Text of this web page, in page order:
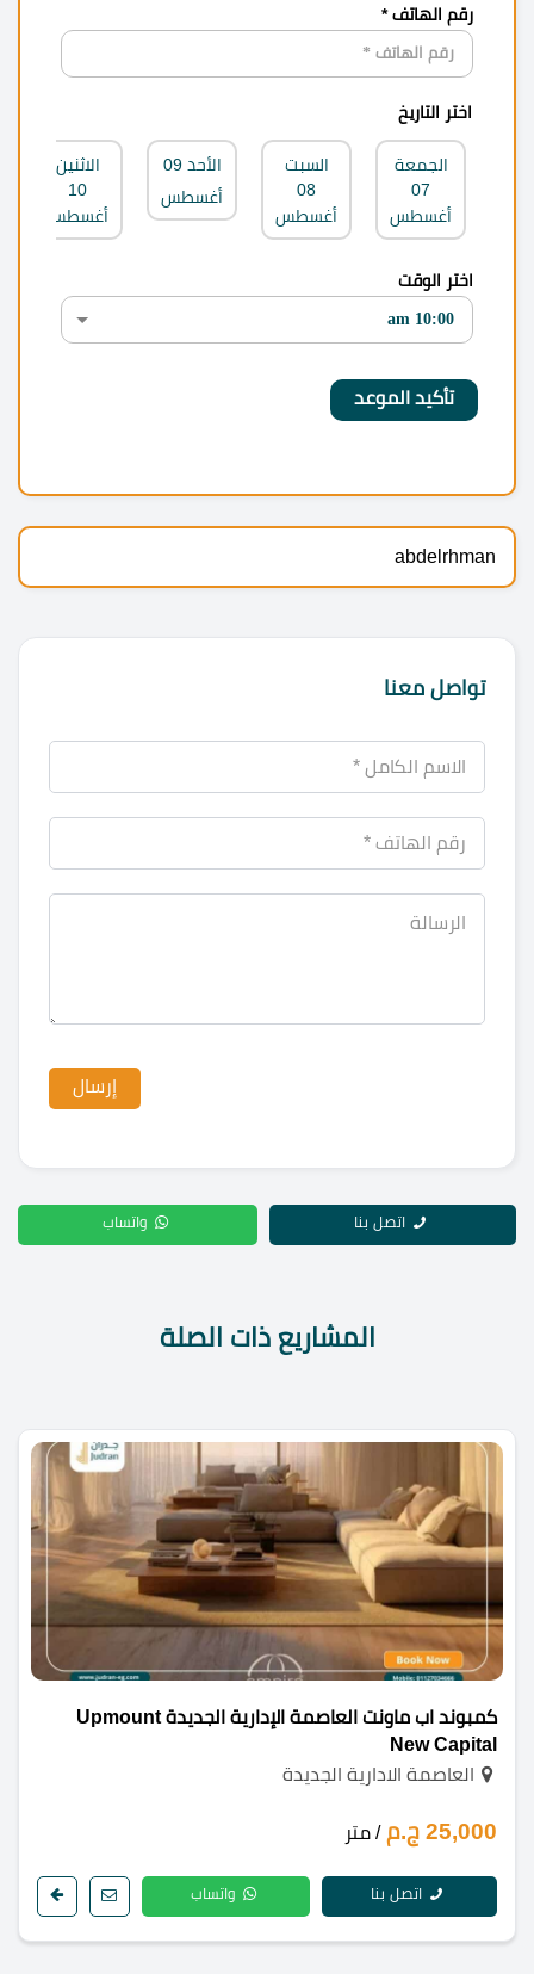
رقم الهاتف *
اختر التاريخ
الجمعة
07
أغسطس
السبت
08
أغسطس
الأحد 09
أغسطس
الاثنين
10
أغسطس
اختر الوقت
abdelrhman
تواصل معنا
اتصل بنا واتساب
المشاريع ذات الصلة
كمبوند اب ماونت العاصمة الإدارية الجديدة Upmount
New Capital
العاصمة الادارية الجديدة
25,000 ج.م / متر
اتصل بنا واتساب